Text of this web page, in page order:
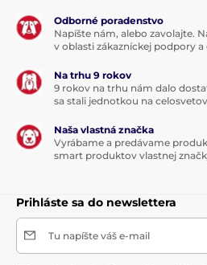
ukladania histórie kŕmenie
frekvencia s akou sa mazel
prehľadnom grafe. Každú
porovnáte.
Jednoduché
údržba - všetko, čo od
Postačí vám naplniť zásobník
čas na dávkovanie každej
nastaviť manuálne, ale aj vo
kdekoľvek. Pomocou
Odborné poradenstvo
Napíšte nám, alebo zavolajte.
v oblasti zákazníckej podpory
Na trhu 9 rokov
9 rokov na trhu nám dalo
sa stali jednotkou na
Naša vlastná značka
Vyrábame a predávame
smart produktov vlastnej
Prihláste sa do newslettera
Tu napíšte váš e-mail